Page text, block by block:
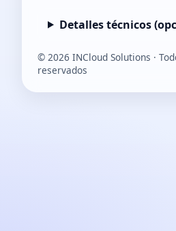
Detalles técnicos
© 2026 INCloud Solutions ·
reservados